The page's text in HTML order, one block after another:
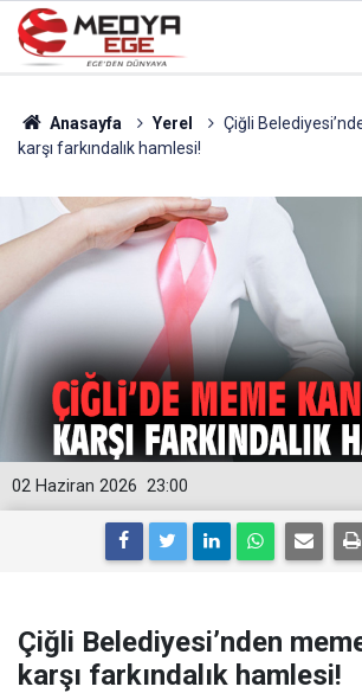
Anasayfa Yerel
Çiğli
karşı farkındalık hamlesi!
23:00
02 Haziran 2026
Çiğli Belediyesi’nden
karşı farkındalık hamlesi!